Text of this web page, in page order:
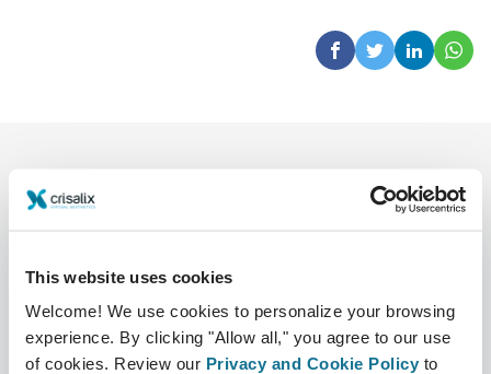
This website uses cookies
Welcome! We use cookies to personalize your browsing
experience. By clicking "Allow all," you agree to our use
of cookies. Review our Privacy and Cookie Policy to
Over ons
Chirurgen
Terug naar Chirurgen